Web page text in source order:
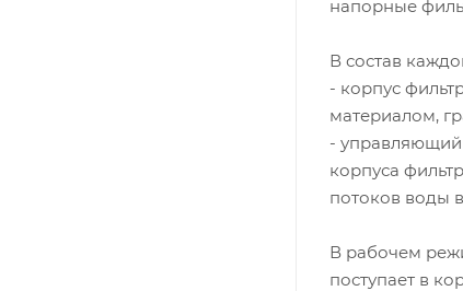
напорные
В состав
- корпус
материалом,
- управляющий
корпуса
потоков воды
В рабочем
поступает в